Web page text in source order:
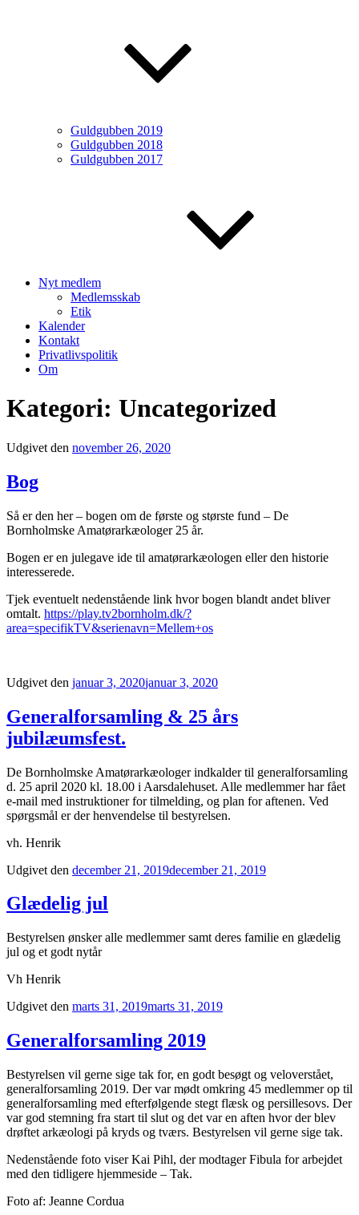
Guldgubben 2019
Guldgubben 2018
Guldgubben 2017
Nyt medlem
Medlemsskab
Etik
Kalender
Kontakt
Privatlivspolitik
Om
Kategori: Uncategorized
Udgivet den november 26, 2020
Bog
Så er den her – bogen om de første og største fund – De
Bornholmske Amatørarkæologer 25 år.
Bogen er en julegave ide til amatørarkæologen eller den historie
interesserede.
Tjek eventuelt nedenstående link hvor bogen blandt andet bliver
omtalt. https://play.tv2bornholm.dk/?
area=specifikTV&serienavn=Mellem+os
Udgivet den januar 3, 2020januar 3, 2020
Generalforsamling & 25 års
jubilæumsfest.
De Bornholmske Amatørarkæologer indkalder til generalforsamling
d. 25 april 2020 kl. 18.00 i Aarsdalehuset. Alle medlemmer har fået
e-mail med instruktioner for tilmelding, og plan for aftenen. Ved
spørgsmål er der henvendelse til bestyrelsen.
vh. Henrik
Udgivet den december 21, 2019december 21, 2019
Glædelig jul
Bestyrelsen ønsker alle medlemmer samt deres familie en glædelig
jul og et godt nytår
Vh Henrik
Udgivet den marts 31, 2019marts 31, 2019
Generalforsamling 2019
Bestyrelsen vil gerne sige tak for, en godt besøgt og veloverstået,
generalforsamling 2019. Der var mødt omkring 45 medlemmer op til
generalforsamling med efterfølgende stegt flæsk og persillesovs. Der
var god stemning fra start til slut og det var en aften hvor der blev
drøftet arkæologi på kryds og tværs. Bestyrelsen vil gerne sige tak.
Nedenstående foto viser Kai Pihl, der modtager Fibula for arbejdet
med den tidligere hjemmeside – Tak.
Foto af: Jeanne Cordua